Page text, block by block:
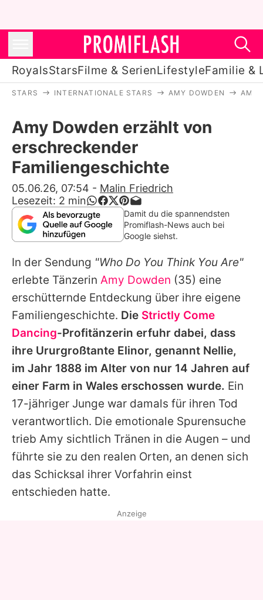
RoyalsStarsFilme & SerienLifestyleFamilie &
Stars
Filme & Serien
Lifestyle
Familie & Liebe
Promiflash Exklusiv
Alle Themen auf Promiflash
Jobs
App runterladen
Team
Redaktionelle Richtlinien
Impressum
Datenschutzerklärung
Utiq verwalten
STARS INTERNATIONALE STARS AMY DOWDEN AMY
Amy Dowden erzählt von
erschreckender
Familiengeschichte
05.06.26, 07:54 - Malin Friedrich
Lesezeit: 2 min
Damit du die spannendsten
Promiflash-News auch bei
Google siehst.
In der Sendung "Who Do You Think You Are"
erlebte Tänzerin Amy Dowden (35) eine
erschütternde Entdeckung über ihre eigene
Familiengeschichte. Die Strictly Come
Dancing-Profitänzerin erfuhr dabei, dass
ihre Ururgroßtante Elinor, genannt Nellie,
im Jahr 1888 im Alter von nur 14 Jahren auf
einer Farm in Wales erschossen wurde. Ein
17-jähriger Junge war damals für ihren Tod
verantwortlich. Die emotionale Spurensuche
trieb Amy sichtlich Tränen in die Augen – und
führte sie zu den realen Orten, an denen sich
das Schicksal ihrer Vorfahrin einst
entschieden hatte.
Anzeige